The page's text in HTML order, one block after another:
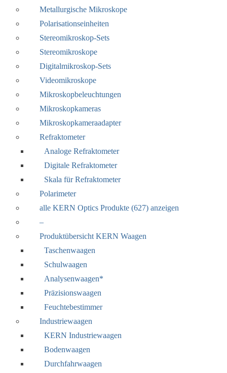
Metallurgische Mikroskope
Polarisationseinheiten
Stereomikroskop-Sets
Stereomikroskope
Digitalmikroskop-Sets
Videomikroskope
Mikroskopbeleuchtungen
Mikroskopkameras
Mikroskopkameraadapter
Refraktometer
Analoge Refraktometer
Digitale Refraktometer
Skala für Refraktometer
Polarimeter
alle KERN Optics Produkte (627) anzeigen
–
Produktübersicht KERN Waagen
Taschenwaagen
Schulwaagen
Analysenwaagen*
Präzisionswaagen
Feuchtebestimmer
Industriewaagen
KERN Industriewaagen
Bodenwaagen
Durchfahrwaagen